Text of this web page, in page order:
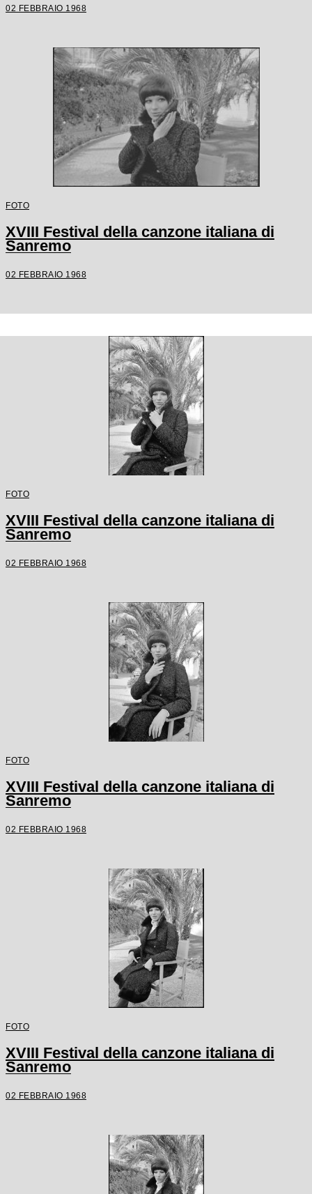
02 FEBBRAIO 1968
FOTO
XVIII Festival della canzone italiana di
Sanremo
02 FEBBRAIO 1968
FOTO
XVIII Festival della canzone italiana di
Sanremo
02 FEBBRAIO 1968
FOTO
XVIII Festival della canzone italiana di
Sanremo
02 FEBBRAIO 1968
FOTO
XVIII Festival della canzone italiana di
Sanremo
02 FEBBRAIO 1968